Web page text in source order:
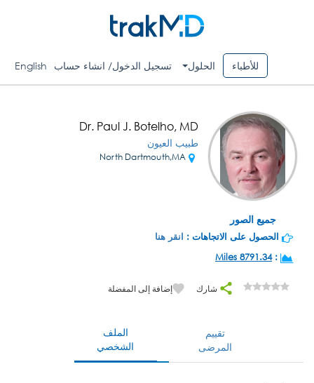
للأطباء الحلول تسجيل الدخول/ انشاء حساب English
جميع الصور
Dr. Paul J. Botelho, MD
طبيب العيون
الحصول على الاتجاهات : انقر هنا
:
8791.34 Miles
شارك إضافة إلى المفضلة
الملف
الشخصي
تقييم
المرضى